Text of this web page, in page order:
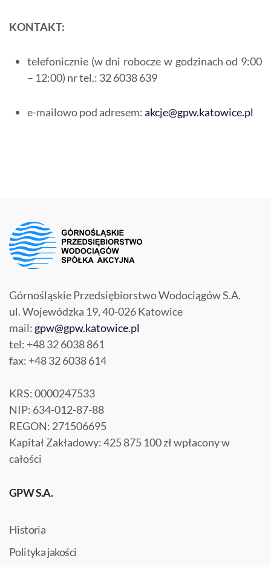
KONTAKT:
telefonicznie (w dni robocze w godzinach od 9:00
– 12:00) nr tel.: 32 6038 639
e-mailowo pod adresem:akcje@gpw.katowice.pl
Górnośląskie Przedsiębiorstwo Wodociągów S.A.
ul. Wojewódzka 19, 40-026 Katowice
mail: gpw@gpw.katowice.pl
tel: +48 32 6038 861
fax: +48 32 6038 614
KRS: 0000247533
NIP: 634-012-87-88
REGON: 271506695
Kapitał Zakładowy: 425 875 100 zł wpłacony w
całości
GPW S.A.
Historia
Polityka jakości